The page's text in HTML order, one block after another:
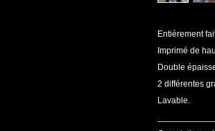
Entièrement
Imprimé de
Double
2 différentes
Lavable.